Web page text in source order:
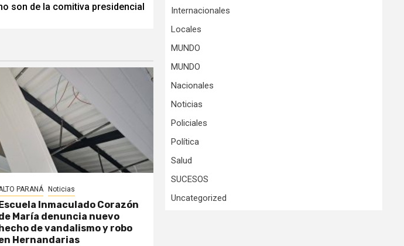
son de la comitiva presidencial
PARANÁ Noticias
Inmaculado Corazón
María denuncia nuevo
de vandalismo y robo
Hernandarias
Internacionales
Locales
MUNDO
MUNDO
Nacionales
Noticias
Policiales
Política
Salud
SUCESOS
Uncategorized